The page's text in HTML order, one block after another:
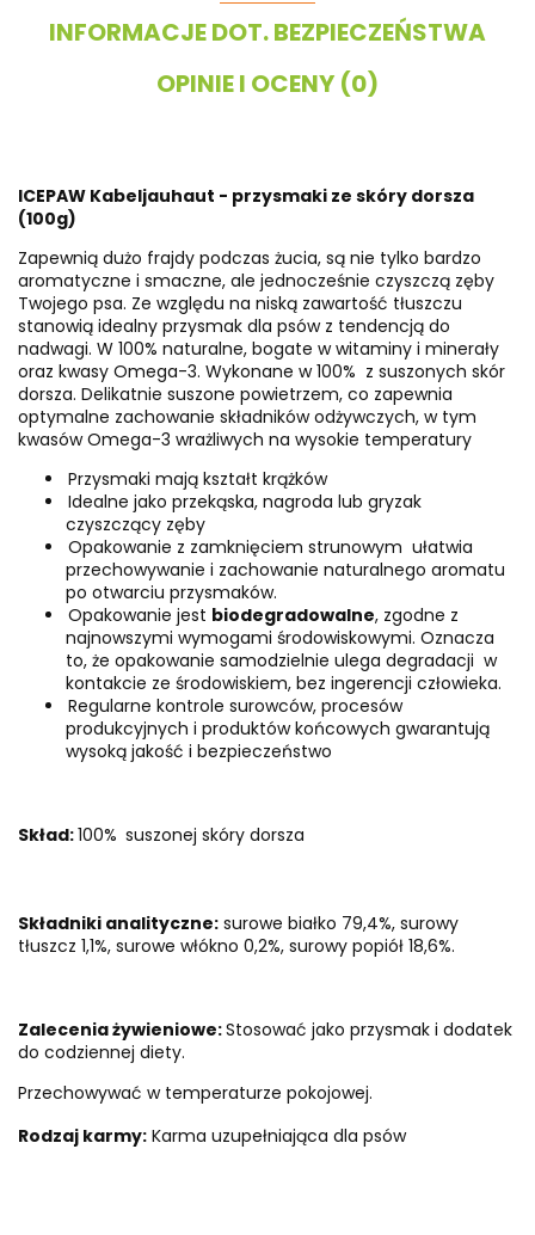
INFORMACJE DOT. BEZPIECZEŃSTWA
OPINIE I OCENY (0)
ICEPAW Kabeljauhaut - przysmaki ze skóry dorsza
(100g)
Zapewnią dużo frajdy podczas żucia, są nie tylko bardzo
aromatyczne i smaczne, ale jednocześnie czyszczą zęby
Twojego psa. Ze względu na niską zawartość tłuszczu
stanowią idealny przysmak dla psów z tendencją do
nadwagi. W 100% naturalne, bogate w witaminy i minerały
oraz kwasy Omega-3. Wykonane w 100% z suszonych skór
dorsza. Delikatnie suszone powietrzem, co zapewnia
optymalne zachowanie składników odżywczych, w tym
kwasów Omega-3 wrażliwych na wysokie temperatury
Przysmaki mają kształt krążków
Idealne jako przekąska, nagroda lub gryzak
czyszczący zęby
Opakowanie z zamknięciem strunowym ułatwia
przechowywanie i zachowanie naturalnego aromatu
po otwarciu przysmaków.
Opakowanie jest biodegradowalne, zgodne z
najnowszymi wymogami środowiskowymi. Oznacza
to, że opakowanie samodzielnie ulega degradacji w
kontakcie ze środowiskiem, bez ingerencji człowieka.
Regularne kontrole surowców, procesów
produkcyjnych i produktów końcowych gwarantują
wysoką jakość i bezpieczeństwo
Skład:100% suszonej skóry dorsza
Składniki analityczne: surowe białko 79,4%, surowy
tłuszcz 1,1%, surowe włókno 0,2%, surowy popiół 18,6%.
Zalecenia żywieniowe:Stosować jako przysmak i dodatek
do codziennej diety.
Przechowywać w temperaturze pokojowej.
Rodzaj karmy: Karma uzupełniająca dla psów